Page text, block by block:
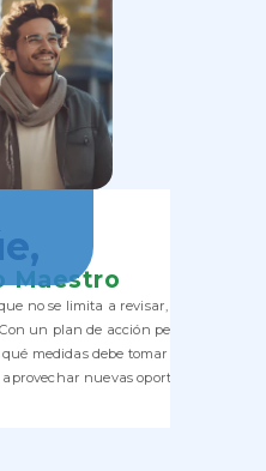
Maestro
no se limita a revisar, sino que lo
un plan de acción personalizado,
medidas debe tomar para mejorar
nuevas oportunidades